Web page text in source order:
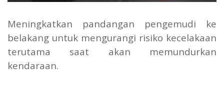
Meningkatkan pandangan pengemudi ke
belakang untuk mengurangi risiko kecelakaan
terutama saat akan memundurkan
kendaraan.